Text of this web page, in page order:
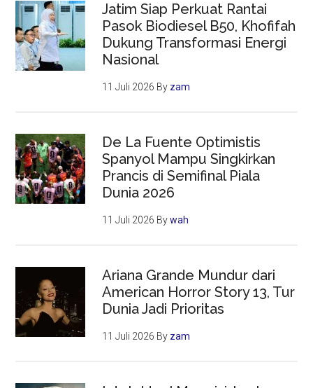
Jatim Siap Perkuat Rantai
Pasok Biodiesel B50, Khofifah
Dukung Transformasi Energi
Nasional
11 Juli 2026 By zam
De La Fuente Optimistis
Spanyol Mampu Singkirkan
Prancis di Semifinal Piala
Dunia 2026
11 Juli 2026 Bywah
Ariana Grande Mundur dari
American Horror Story 13, Tur
Dunia Jadi Prioritas
11 Juli 2026 By zam